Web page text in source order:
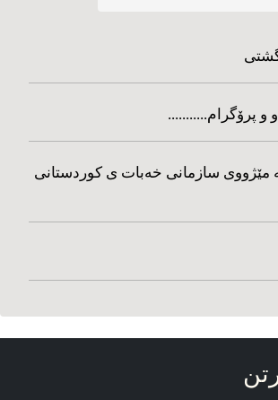
و پرۆگرام...........
مێژووی سازمانی خه‌بات ی کوردستانی